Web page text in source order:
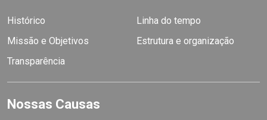
Histórico
Linha do tempo
Missão e Objetivos
Estrutura e organização
Transparência
Nossas Causas